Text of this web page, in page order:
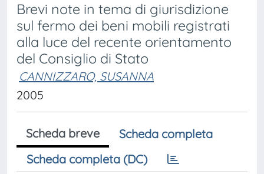
Brevi note in tema di giurisdizione
sul fermo dei beni mobili registrati
alla luce del recente orientamento
del Consiglio di Stato
CANNIZZARO, SUSANNA
2005
Scheda breve
Scheda completa
Scheda completa (DC)